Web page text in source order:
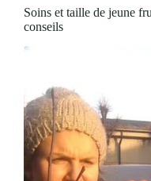
Soins et taille de jeune
conseils